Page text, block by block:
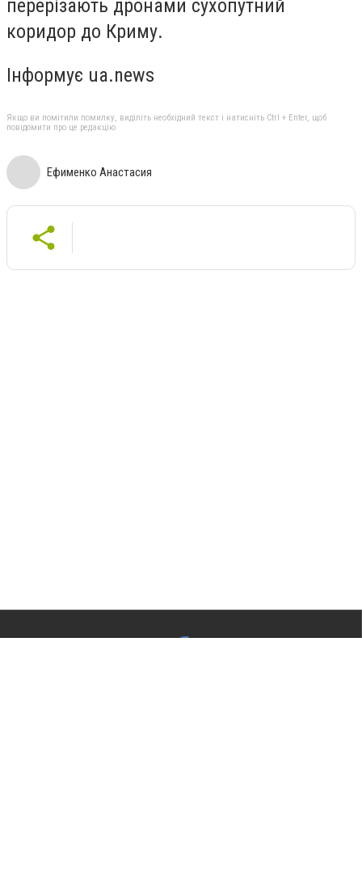
перерізають дронами сухопутний
коридор до Криму.
Інформує ua.news
Якщо ви помітили помилку, виділіть необхідний текст і натисніть Ctrl + Enter, щоб
повідомити про це редакцію
Ефименко Анастасия